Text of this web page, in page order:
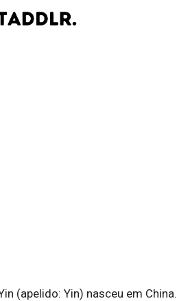
(apelido: Yin) nasceu em China.